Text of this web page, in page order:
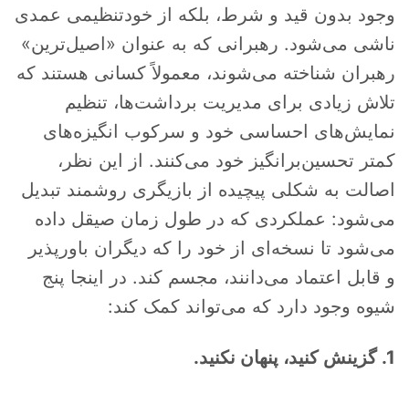
وجود بدون قید و شرط، بلکه از خودتنظیمی عمدی
ناشی می‌شود. رهبرانی که به عنوان «اصیل‌ترین»
رهبران شناخته می‌شوند، معمولاً کسانی هستند که
تلاش زیادی برای مدیریت برداشت‌ها، تنظیم
نمایش‌های احساسی خود و سرکوب انگیزه‌های
کمتر تحسین‌برانگیز خود می‌کنند. از این نظر،
اصالت به شکلی پیچیده از بازیگری روشمند تبدیل
می‌شود: عملکردی که در طول زمان صیقل داده
می‌شود تا نسخه‌ای از خود را که دیگران باورپذیر
و قابل اعتماد می‌دانند، مجسم کند. در اینجا پنج
شیوه وجود دارد که می‌تواند کمک کند:
1. گزینش کنید، پنهان نکنید.